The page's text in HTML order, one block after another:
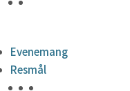
Evenemang
Resmål